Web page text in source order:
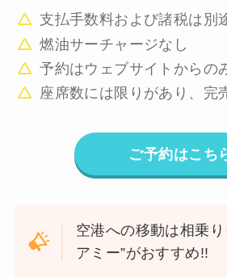
支払手数料および諸税は別
燃油サーチャージなし
予約はウェブサイトからの
座席数には限りがあり、完
ご予約はこち
空港への移動は相乗り
アミー”がおすすめ!!